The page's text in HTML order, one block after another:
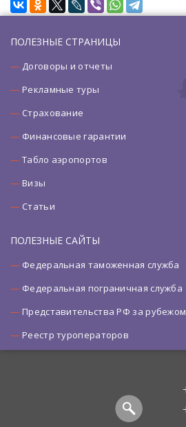
ПОЛЕЗНЫЕ СТРАНИЦЫ
Договоры и отчеты
Рекламные туры
Страхование
Финансовые гарантии
Табло аэропортов
Визы
Статьи
ПОЛЕЗНЫЕ САЙТЫ
Федеральная таможенная служба
Федеральная пограничная служба
Представительства РФ за рубежом
Реестр туроператоров